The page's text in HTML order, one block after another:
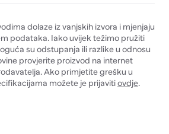
dolaze iz vanjskih izvora i mjenjaju
podataka. Iako uvijek težimo pružiti
su odstupanja ili razlike u odnosu
provjerite proizvod na internet
Ako primjetite grešku u
možete je prijavitiovdje.